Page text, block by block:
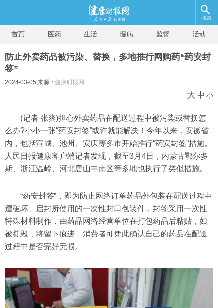
搜索
首页 医药 生活 慢病 监督 活动
防止外卖药品被污染、替换，多地推行网购药“药安封
签”
2024-03-05 来源： 健康时报网
大 中 小
(记者 张爽)担心外卖药品在配送过程中被污染或替换怎
么办?小小一张“药安封签”或许就能解决！今年以来，安徽省
内，包括宣城、池州、安庆等多市开始推行“药安封签”措施。
人民日报健康客户端记者发现，截至3月4日，内蒙古鄂尔多
斯、浙江温岭、河北唐山丰南区等多地也执行了类似措施。
“药安封签”，即为防止网络订单药品外包装在配送过程中
遭破坏、启封所使用的一次性封口包装件，封签采用一次性
特殊材料制作，由药品网络经营单位在打包药品后粘贴，如
被撕毁，将留下痕迹，消费者可凭此确认自己的药品在配送
过程中是否完好无损。